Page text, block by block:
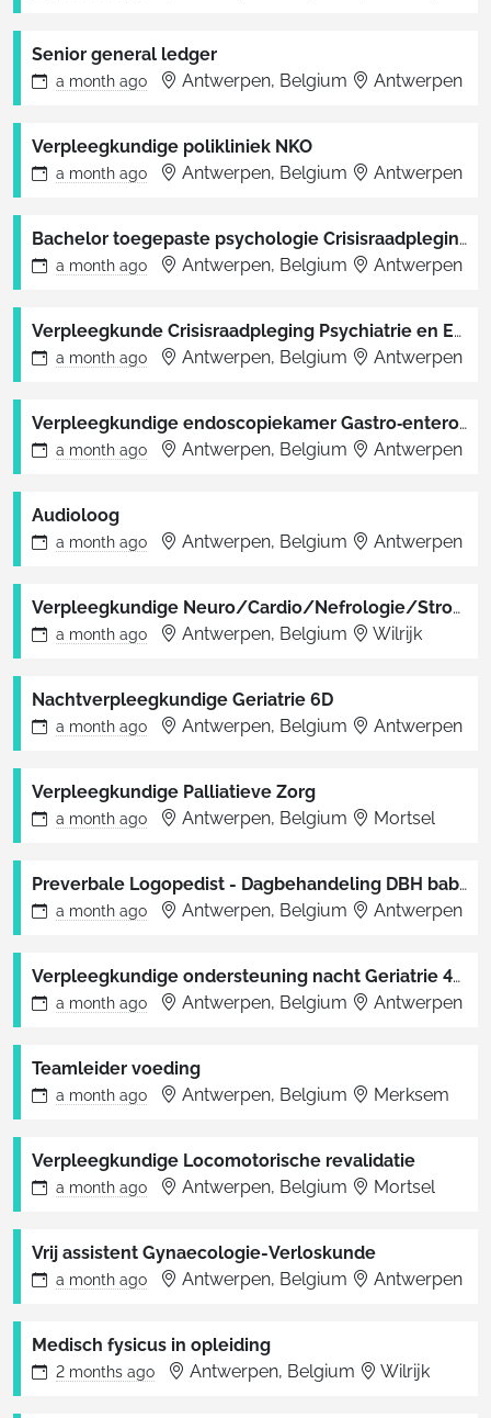
Senior general ledger
a month ago Antwerpen, Belgium Antwerpen
Verpleegkundige polikliniek NKO
a month ago Antwerpen, Belgium Antwerpen
Bachelor toegepaste psychologie Crisisraadpleging Psychiatrie en EPSI
a month ago Antwerpen, Belgium Antwerpen
Verpleegkunde Crisisraadpleging Psychiatrie en EPSI
a month ago Antwerpen, Belgium Antwerpen
Verpleegkundige endoscopiekamer Gastro‑enterologie
a month ago Antwerpen, Belgium Antwerpen
Audioloog
a month ago Antwerpen, Belgium Antwerpen
Verpleegkundige Neuro/Cardio/Nefrologie/Stroke-unit (D05)
a month ago Antwerpen, Belgium Wilrijk
Nachtverpleegkundige Geriatrie 6D
a month ago Antwerpen, Belgium Antwerpen
Verpleegkundige Palliatieve Zorg
a month ago Antwerpen, Belgium Mortsel
Preverbale Logopedist - Dagbehandeling DBH baby-peuter
a month ago Antwerpen, Belgium Antwerpen
Verpleegkundige ondersteuning nacht Geriatrie 4E en 4B
a month ago Antwerpen, Belgium Antwerpen
Teamleider voeding
a month ago Antwerpen, Belgium Merksem
Verpleegkundige Locomotorische revalidatie
a month ago Antwerpen, Belgium Mortsel
Vrij assistent Gynaecologie-Verloskunde
a month ago Antwerpen, Belgium Antwerpen
Medisch fysicus in opleiding
2 months ago Antwerpen, Belgium Wilrijk